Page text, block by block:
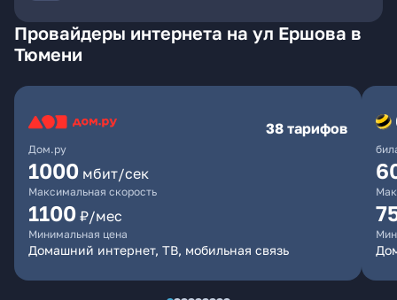
Провайдеры интернета на ул Ершова в
Тюмени
Дом.ру
38 тарифов
1000 мбит/сек
Максимальная скорость
1100 ₽/мес
Минимальная цена
Домашний интернет, ТВ, мобильная связь